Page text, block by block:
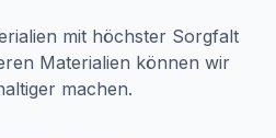
mit höchster Sorgfalt
Materialien können wir
machen.